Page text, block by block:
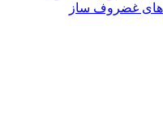
غضروف ساز